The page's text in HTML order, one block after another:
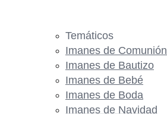
Temáticos
Imanes de Comunión
Imanes de Bautizo
Imanes de Bebé
Imanes de Boda
Imanes de Navidad